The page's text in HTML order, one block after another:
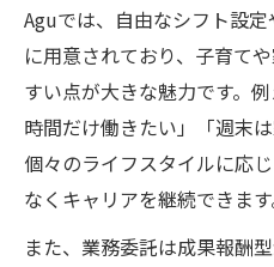
Aguでは、自由なシフト設
に用意されており、子育て
すい点が大きな魅力です。
時間だけ働きたい」「週末
個々のライフスタイルに応
なくキャリアを継続できます
また、業務委託は成果報酬